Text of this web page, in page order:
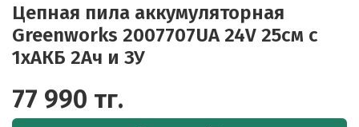
Цепная пила аккумуляторная
Greenworks 2007707UA 24V 25см c
1хАКБ 2Ач и ЗУ
77 990 тг.